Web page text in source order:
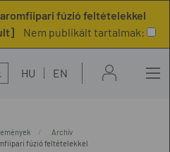
fúzió feltételekkel
Nem publikált tartalmak:
HU EN
Archív
fúzió feltételekkel